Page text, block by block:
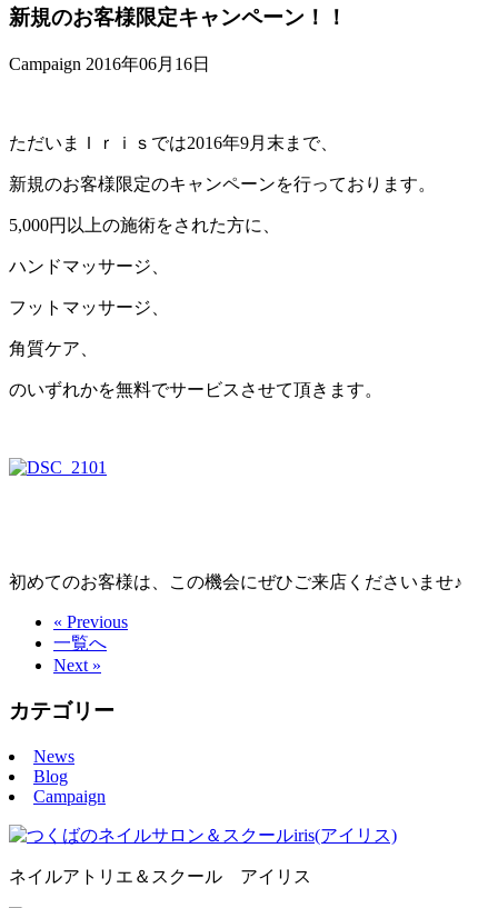
新規のお客様限定キャンペーン！！
Campaign 2016年06月16日
ただいまＩｒｉｓでは2016年9月末まで、
新規のお客様限定のキャンペーンを行っております。
5,000円以上の施術をされた方に、
ハンドマッサージ、
フットマッサージ、
角質ケア、
のいずれかを無料でサービスさせて頂きます。
初めてのお客様は、この機会にぜひご来店くださいませ♪
« Previous
一覧へ
Next »
カテゴリー
News
Blog
Campaign
ネイルアトリエ＆スクール アイリス